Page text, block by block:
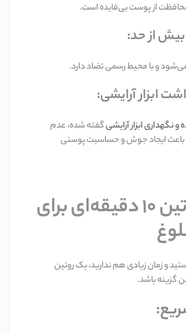
از پوست بی‌فایده است.
از حد:
و با محیط رسمی تضاد دارد.
ابزار آرایشی:
و نگهداری ابزار آرایشیگفته شده، عدم
ایجاد جوش و حساسیت پوستی
۱۰دقیقه‌ای برای
و زمان زیادی هم ندارید، یک روتین
گزینه باشد.
: